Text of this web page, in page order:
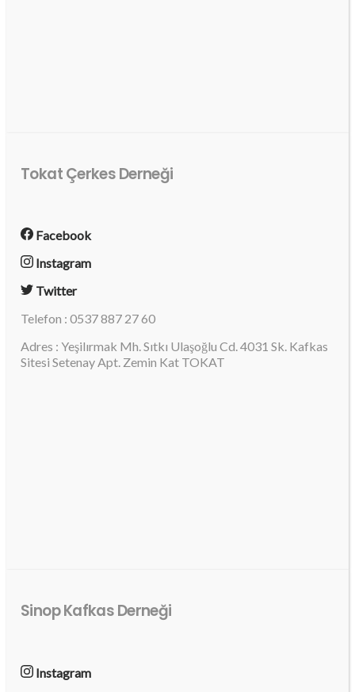
Tokat Çerkes Derneği
Facebook
Instagram
Twitter
Telefon : 0537 887 27 60
Adres : Yeşilırmak Mh. Sıtkı Ulaşoğlu Cd. 4031 Sk. Kafkas
Sitesi Setenay Apt. Zemin Kat TOKAT
Sinop Kafkas Derneği
Instagram